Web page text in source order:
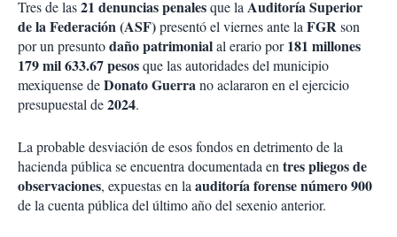
Tres de las21 denuncias penalesque laAuditoría Superior
de la Federación (ASF)presentó el viernes ante laFGRson
por un presuntodaño patrimonialal erario por181 millones
179 mil 633.67 pesosque las autoridades del municipio
mexiquense deDonato Guerrano aclararon en el ejercicio
presupuestal de2024.
La probable desviación de esos fondos en detrimento de la
hacienda pública se encuentra documentada entres pliegos de
observaciones, expuestas en laauditoría forense número 900
de la cuenta pública del último año del sexenio anterior.